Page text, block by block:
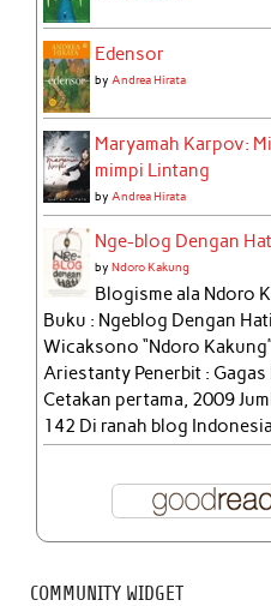
Edensor
byAndrea Hirata
Maryamah Karpov:
mimpi Lintang
byAndrea Hirata
Nge-blog Dengan
byNdoro Kakung
Blogisme ala Ndoro
Buku : Ngeblog Dengan
Wicaksono “Ndoro
Ariestanty Penerbit : Gagas
Cetakan pertama, 2009
142 Di ranah blog
COMMUNITY WIDGET